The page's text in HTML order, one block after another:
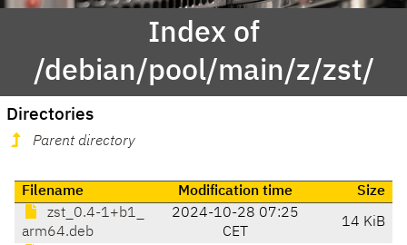
Index of
/debian/pool/main/z/zst/
Directories
Parent directory
Filename Modification time
Size
zst_0.4-1+b1_
arm64.deb
2024-10-28 07:25
CET
14 KiB